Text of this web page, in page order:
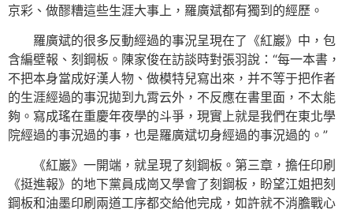
京彩、做醪糟這些生涯大事上，羅廣斌都有獨到的經歷。
羅廣斌的很多反動經過的事況呈現在了《紅巖》中，包
含編壁報、刻鋼板。陳家俊在訪談時對張羽說：“每一本書，
不把本身當成好漢人物、做模特兒寫出來，并不等于把作者
的生涯經過的事況拋到九霄云外，不反應在書里面，不太能
夠。寫成瑤在重慶年夜學的斗爭，現實上就是我們在東北學
院經過的事況過的事，也是羅廣斌切身經過的事況過的。”
《紅巖》一開端，就呈現了刻鋼板。第三章，擔任印刷
《挺進報》的地下黨員成崗又學會了刻鋼板，盼望江姐把刻
鋼板和油墨印刷兩道工序都交給他完成，如許就不消膽戰心